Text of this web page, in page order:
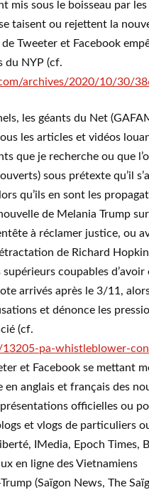
mis sous le boisseau par
taisent ou rejettent la
Tweeter et Facebook
du NYP (cf.
archives/2020/10/30/
les géants du Net
les articles et vidéos
que je recherche ou que
sous prétexte qu’il
qu’ils en sont les
de Melania Trump
à réclamer justice, ou
de Richard
coupables
arrivés après le 3/11,
et dénonce les
(cf.
pa-whistleblower-
et Facebook se mettant
anglais et français des
officielles ou
et vlogs de particuliers
IMedia, Epoch Times,
en ligne des Vietnamiens
(Saïgon News, The